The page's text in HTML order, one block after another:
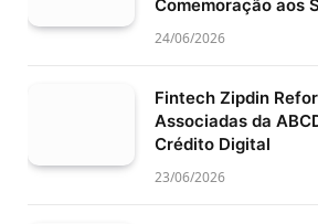
Comemoração aos
24/06/2026
Fintech Zipdin
Associadas da
Crédito Digital
23/06/2026